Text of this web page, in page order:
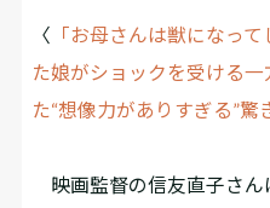
〈 「お母さんは獣になっ
た娘がショックを受ける
た“想像力がありすぎる”驚
映画監督の信友直子さん